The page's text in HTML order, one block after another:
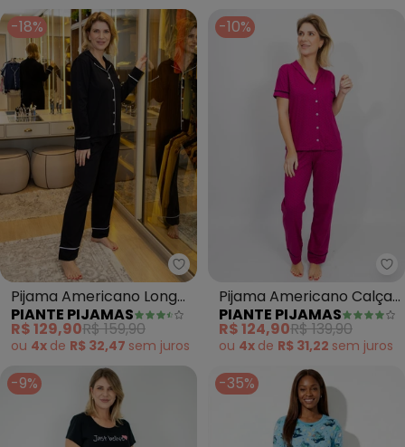
-18%
Piante Pijamas - Pijama
Pijama Americano Longo
Algodão Filete (Preto)
PIANTE PIJAMAS
R$ 129,90R$ 159,90
ou 4x de R$ 32,47 sem juros
-10%
Pijama Americano Calça
Algodão (Rosa)
PIANTE PIJAMAS
R$ 124,90R$ 139,90
ou 4x de R$ 31,22 sem juros
-9% -35%